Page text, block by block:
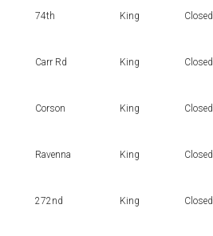
74th King Closed
Carr Rd King Closed
Corson King Closed
Ravenna King Closed
272nd King Closed